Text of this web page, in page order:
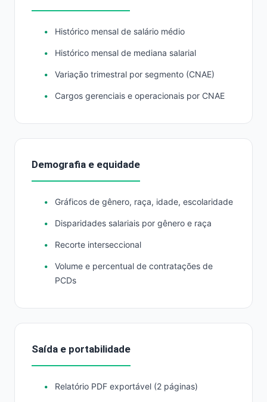
Histórico mensal de salário médio
Histórico mensal de mediana salarial
Variação trimestral por segmento (CNAE)
Cargos gerenciais e operacionais por CNAE
Demografia e equidade
Gráficos de gênero, raça, idade, escolaridade
Disparidades salariais por gênero e raça
Recorte interseccional
Volume e percentual de contratações de
PCDs
Saída e portabilidade
Relatório PDF exportável (2 páginas)